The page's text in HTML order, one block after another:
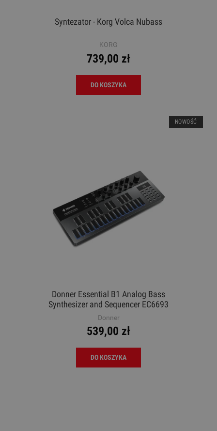
Syntezator - Korg Volca Nubass
KORG
739,00 zł
DO KOSZYKA
Donner Essential B1 Analog Bass
Synthesizer and Sequencer EC6693
Syntezator analogowy
Donner
539,00 zł
DO KOSZYKA
NOWOŚĆ